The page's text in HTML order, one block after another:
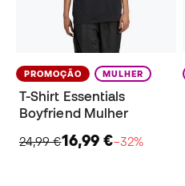
PROMOÇÃO MULHER
T-Shirt Essentials
Boyfriend Mulher
24,99 €16,99 €−32%